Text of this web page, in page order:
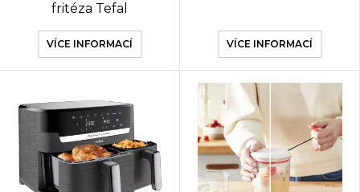
fritéza Tefal
VÍCE INFORMACÍ VÍCE INFORMACÍ